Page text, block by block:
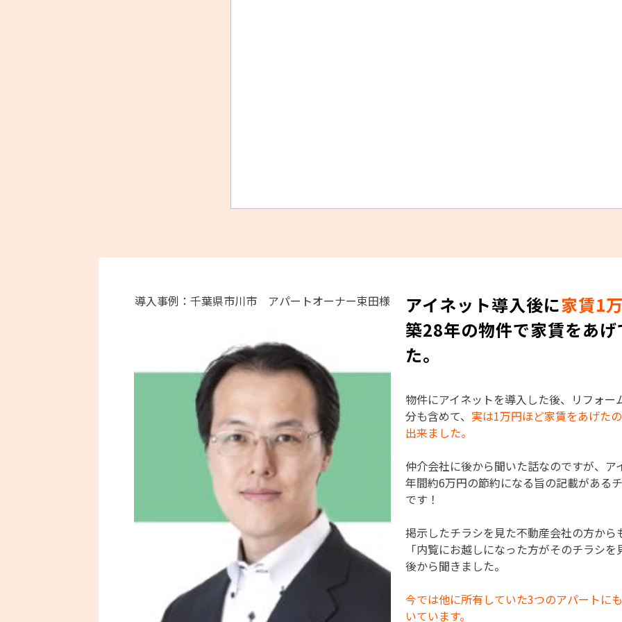
導入事例：千葉県市川市 アパートオーナー束田様 アイネット導入後に家賃1
築28年の物件で家賃をあ
た。
物件にアイネットを導入した後、リフォ
分も含めて、 実は1万円ほど家賃をあげた
出来ました。
仲介会社に後から聞いた話なのですが、ア
年間約6万円の節約になる旨の記載がある
です！
掲示したチラシを見た不動産会社の方から
「内覧にお越しになった方がそのチラシ
後から聞きました。
今では他に所有していた3つのアパートに
いています。